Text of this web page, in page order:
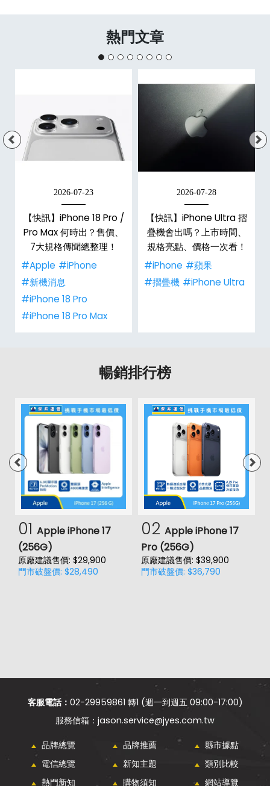
熱門文章
2026-07-23
【快訊】iPhone 18 Pro /
Pro Max 何時出？售價、
7大規格傳聞總整理！
#Apple #iPhone
#新機消息
#iPhone 18 Pro
#iPhone 18 Pro Max
2026-07-28
【快訊】iPhone Ultra 摺
疊機會出嗎？上市時間、
規格亮點、價格一次看！
#iPhone #蘋果
#摺疊機 #iPhone Ultra
暢銷排行榜
01 Apple iPhone 17
(256G)
原廠建議售價: $29,900
門市破盤價: $28,490
02 Apple iPhone 17
Pro (256G)
原廠建議售價: $39,900
門市破盤價: $36,790
客服電話： 02-29959861 轉1 (週一到週五 09:00-17:00)
jason.service@jyes.com.tw
品牌總覽 品牌推薦
縣市據點
電信總覽
新知主題
類別比較
熱門新知
購物須知 網站導覽